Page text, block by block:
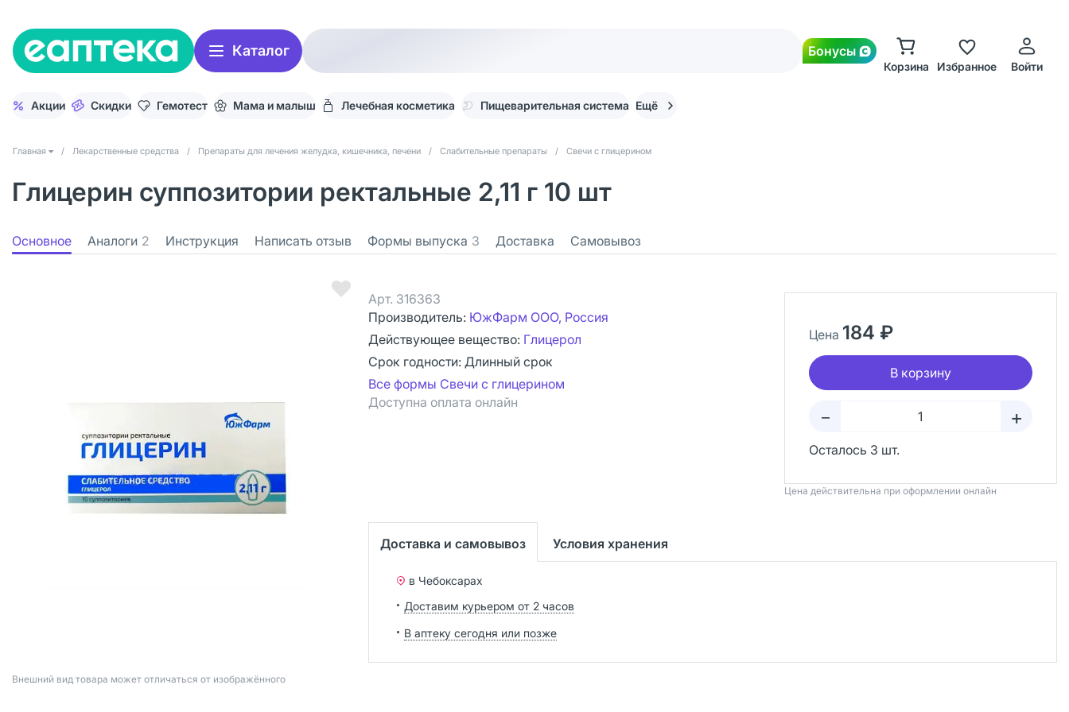
Каталог Бонусы
Корзина Избранное Войти
Акции Скидки Гемотест Мама и малыш Лечебная косметика Пищеварительная система Ещё
Главная / Лекарственные средства / Препараты для лечения желудка, кишечника, печени / Слабительные препараты / Свечи с глицерином
Глицерин суппозитории ректальные 2,11 г 10 шт
Основное Аналоги 2 Инструкция Написать отзыв Формы выпуска 3 Доставка Самовывоз
Bнешний вид товара может отличаться от изображённого
Арт. 316363
Производитель: ЮжФарм ООО, Россия
Действующее вещество: Глицерол
Срок годности: Длинный срок
Все формы Свечи с глицерином
Доступна оплата онлайн
Цена 184 ₽
В корзину
– +
Осталось 3 шт.
Цена действительна при оформлении онлайн
Доставка и самовывоз Условия хранения
в Чебоксарах
Доставим курьером от 2 часов
В аптеку сегодня или позже